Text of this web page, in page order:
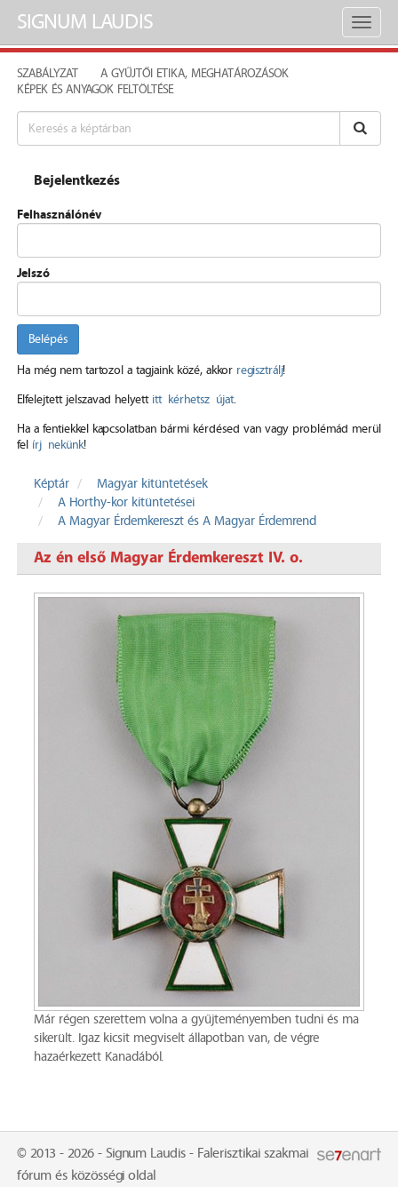
Toggle
SIGNUM LAUDIS
SZABÁLYZAT
A GYŰJTŐI ETIKA, MEGHATÁROZÁSOK
KÉPEK ÉS ANYAGOK FELTÖLTÉSE
Bejelentkezés
Felhasználónév
Jelszó
Belépés
Ha még nem tartozol a tagjaink közé, akkor regisztrálj!
Elfelejtett jelszavad helyett itt kérhetsz újat.
Ha a fentiekkel kapcsolatban bármi kérdésed van vagy problémád merül
fel írj nekünk!
Képtár
Magyar kitüntetések
A Horthy-kor kitüntetései
A Magyar Érdemkereszt és A Magyar Érdemrend
Az én első Magyar Érdemkereszt IV. o.
Már régen szerettem volna a gyűjteményemben tudni és ma
sikerült. Igaz kicsit megviselt állapotban van, de végre
hazaérkezett Kanadából.
© 2013 - 2026 - Signum Laudis - Falerisztikai szakmai
fórum és közösségi oldal